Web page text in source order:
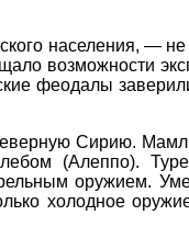
населения, — не
возможности
феодалы
Сирию.
(Алеппо).
оружием.
холодное